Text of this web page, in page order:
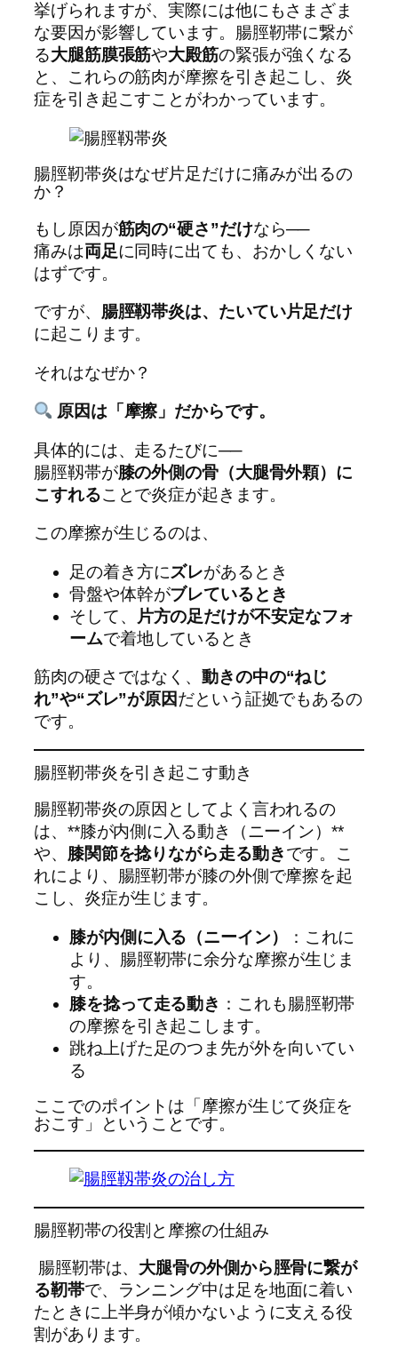
挙げられますが、実際には他にもさまざま
な要因が影響しています。腸脛靭帯に繋が
る大腿筋膜張筋や大殿筋の緊張が強くなる
と、これらの筋肉が摩擦を引き起こし、炎
症を引き起こすことがわかっています。
腸脛靭帯炎はなぜ片足だけに痛みが出るの
か？
もし原因が筋肉の“硬さ”だけなら──
痛みは両足に同時に出ても、おかしくない
はずです。
ですが、 腸脛靱帯炎は、たいてい片足だけ
に起こります。
それはなぜか？
原因は「摩擦」だからです。
具体的には、走るたびに──
腸脛靱帯が膝の外側の骨（大腿骨外顆）に
こすれることで炎症が起きます。
この摩擦が生じるのは、
足の着き方にズレがあるとき
骨盤や体幹がブレているとき
そして、
片方の足だけが不安定なフォ
ームで着地しているとき
筋肉の硬さではなく、 動きの中の“ねじ
れ”や“ズレ”が原因だという証拠でもあるの
です。
腸脛靭帯炎を引き起こす動き
腸脛靭帯炎の原因としてよく言われるの
は、**膝が内側に入る動き（ニーイン）**
や、 膝関節を捻りながら走る動きです。こ
れにより、腸脛靭帯が膝の外側で摩擦を起
こし、炎症が生じます。
膝が内側に入る（ニーイン）
：これに
より、腸脛靭帯に余分な摩擦が生じま
す。
膝を捻って走る動き ：これも腸脛靭帯
の摩擦を引き起こします。
跳ね上げた足のつま先が外を向いてい
る
ここでのポイントは「摩擦が生じて炎症を
おこす」ということです。
腸脛靭帯の役割と摩擦の仕組み
腸脛靭帯は、 大腿骨の外側から脛骨に繋が
る靭帯で、ランニング中は足を地面に着い
たときに上半身が傾かないように支える役
割があります。